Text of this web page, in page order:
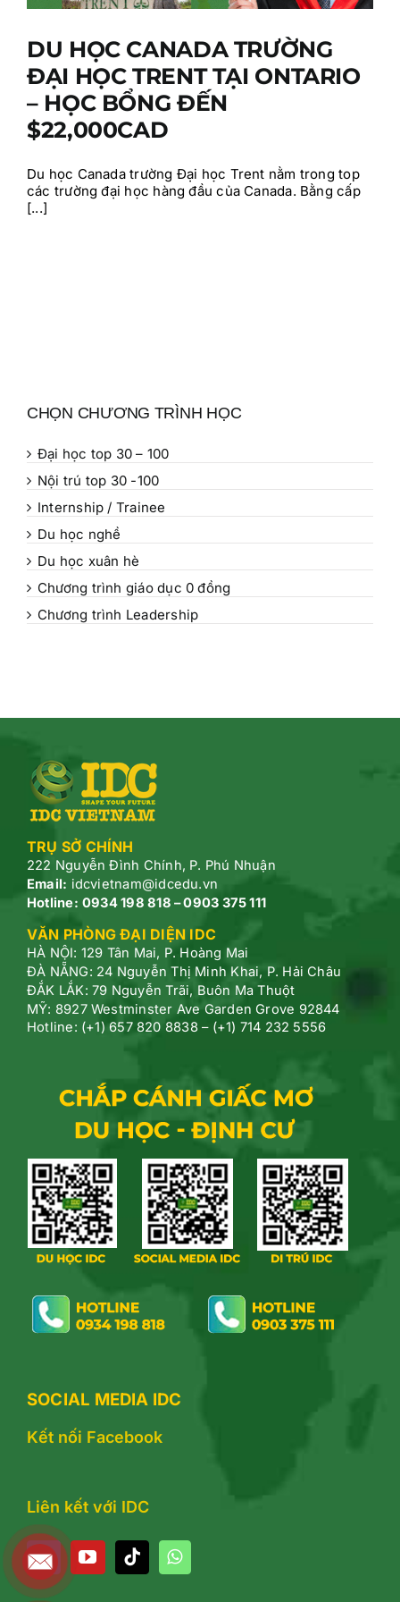
DU HỌC CANADA TRƯỜNG
ĐẠI HỌC TRENT TẠI ONTARIO
– HỌC BỔNG ĐẾN
$22,000CAD
Du học Canada trường Đại học Trent nằm trong top
các trường đại học hàng đầu của Canada. Bằng cấp
[...]
CHỌN CHƯƠNG TRÌNH HỌC
Đại học top 30 – 100
Nội trú top 30 -100
Internship / Trainee
Du học nghề
Du học xuân hè
Chương trình giáo dục 0 đồng
Chương trình Leadership
TRỤ SỞ CHÍNH
222 Nguyễn Đình Chính, P. Phú Nhuận
Email: idcvietnam@idcedu.vn
Hotline: 0934 198 818 – 0903 375 111
VĂN PHÒNG ĐẠI DIỆN IDC
HÀ NỘI: 129 Tân Mai, P. Hoàng Mai
ĐÀ NẴNG: 24 Nguyễn Thị Minh Khai, P. Hải Châu
ĐẮK LẮK: 79 Nguyễn Trãi, Buôn Ma Thuột
MỸ: 8927 Westminster Ave Garden Grove 92844
Hotline: (+1) 657 820 8838 – (+1) 714 232 5556
SOCIAL MEDIA IDC
Kết nối Facebook
Liên kết với IDC